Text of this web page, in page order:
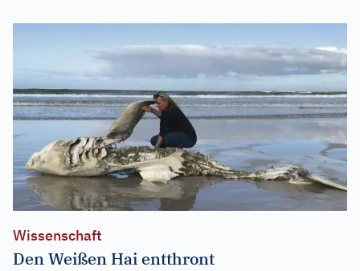
Wissenschaft
Den Weißen Hai entthront